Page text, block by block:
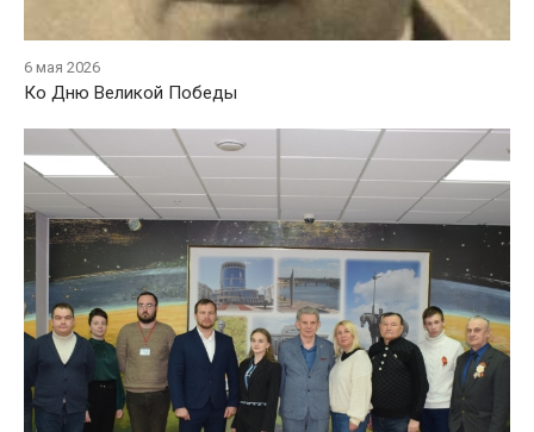
6 мая 2026
Ко Дню Великой Победы